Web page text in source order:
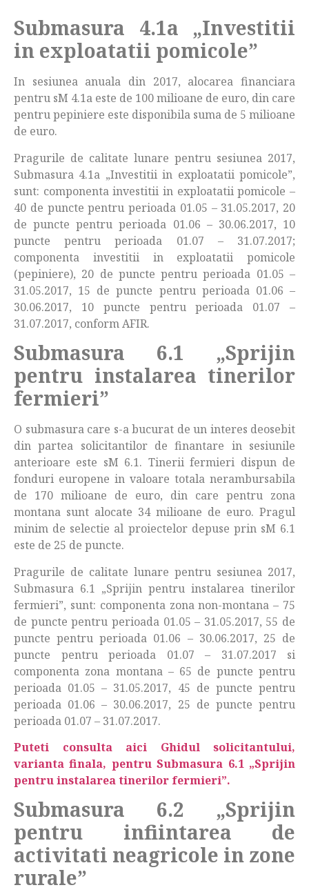
Submasura 4.1a „Investitii
in exploatatii pomicole”
In sesiunea anuala din 2017, alocarea financiara
pentru sM 4.1a este de 100 milioane de euro, din care
pentru pepiniere este disponibila suma de 5 milioane
de euro.
Pragurile de calitate lunare pentru sesiunea 2017,
Submasura 4.1a „Investitii in exploatatii pomicole”,
sunt: componenta investitii in exploatatii pomicole –
40 de puncte pentru perioada 01.05 – 31.05.2017, 20
de puncte pentru perioada 01.06 – 30.06.2017, 10
puncte pentru perioada 01.07 – 31.07.2017;
componenta investitii in exploatatii pomicole
(pepiniere), 20 de puncte pentru perioada 01.05 –
31.05.2017, 15 de puncte pentru perioada 01.06 –
30.06.2017, 10 puncte pentru perioada 01.07 –
31.07.2017, conform AFIR.
Submasura 6.1 „Sprijin
pentru instalarea tinerilor
fermieri”
O submasura care s-a bucurat de un interes deosebit
din partea solicitantilor de finantare in sesiunile
anterioare este sM 6.1. Tinerii fermieri dispun de
fonduri europene in valoare totala nerambursabila
de 170 milioane de euro, din care pentru zona
montana sunt alocate 34 milioane de euro. Pragul
minim de selectie al proiectelor depuse prin sM 6.1
este de 25 de puncte.
Pragurile de calitate lunare pentru sesiunea 2017,
Submasura 6.1 „Sprijin pentru instalarea tinerilor
fermieri”, sunt: componenta zona non-montana – 75
de puncte pentru perioada 01.05 – 31.05.2017, 55 de
puncte pentru perioada 01.06 – 30.06.2017, 25 de
puncte pentru perioada 01.07 – 31.07.2017 si
componenta zona montana – 65 de puncte pentru
perioada 01.05 – 31.05.2017, 45 de puncte pentru
perioada 01.06 – 30.06.2017, 25 de puncte pentru
perioada 01.07 – 31.07.2017.
Puteti consulta aici Ghidul solicitantului,
varianta finala, pentru Submasura 6.1 „Sprijin
pentru instalarea tinerilor fermieri”.
Submasura 6.2 „Sprijin
pentru infiintarea de
activitati neagricole in zone
rurale”